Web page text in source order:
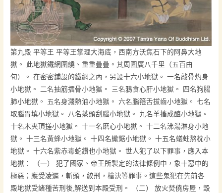
第九殿 平等王 平等王掌理大海底，西南方沃焦石下的阿鼻大地
獄。 此地獄鐵網圍繞、重重疊疊。其周圍廣八千里（五百由
旬）。 在密密鋪設的鐵網之內，另設十六小地獄。 一名敲骨灼身
小地獄。 二名抽筋擂骨小地獄。 三名鴉食心肝小地獄。 四名狗腸
肺小地獄。 五名身濺熱油小地獄。 六名腦箍舌拔齒小地獄。 七名
取腦胃填小地獄。 八名蒸頭刮腦小地獄。 九名羊搐成醢小地獄。
十名木夾頂搓小地獄。 十一名磨心小地獄。 十二名沸湯淋身小地
獄。 十三名黃蜂小地獄。 十四名蠍鋸小地獄。 十五名蟻蛀熬枕小
地獄。 十六名紫赤毒蛇鑽也小地獄。 世人犯了以下罪事，應入本
地獄： （一） 犯了國家、帝王所製定的法律條例中，象十惡中的
極惡；應受凌遲，斬頭，絞刑，槍決等罪事。這些鬼犯在先前各
殿地獄受諸種苦刑後,解送到本殿受刑。 （二） 放火焚僥房屋，毀